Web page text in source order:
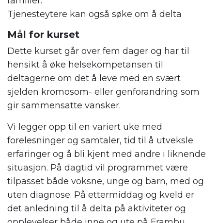
Tjenesteytere kan også søke om å delta
Mål for kurset
Dette kurset går over fem dager og har til
hensikt å øke helsekompetansen til
deltagerne om det å leve med en svært
sjelden kromosom- eller genforandring som
gir sammensatte vansker.
Vi legger opp til en variert uke med
forelesninger og samtaler, tid til å utveksle
erfaringer og å bli kjent med andre i liknende
situasjon. På dagtid vil programmet være
tilpasset både voksne, unge og barn, med og
uten diagnose. På ettermiddag og kveld er
det anledning til å delta på aktiviteter og